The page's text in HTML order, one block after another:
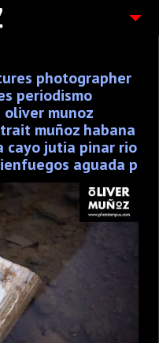
photographer
periodismo
munoz
muñoz habana
cayo jutia pinar rio
aguada p